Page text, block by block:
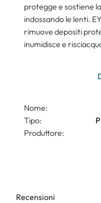
protegge e sostiene
indossando le lenti.
rimuove depositi
inumidisce e
Nome:
Tipo:
Produttore:
Recensioni